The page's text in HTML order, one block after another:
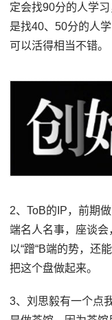
定会找90分的人学
是找40、50分的人
可以活得相当不错。
2、ToB的IP，前期
端名人名事，座谈会
以“蹭“B端的势，还
把这个盘做起来。
3、刘思毅有一个点